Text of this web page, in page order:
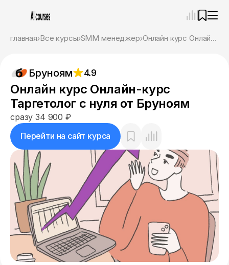
главная Все курсы SMM менеджер Онлайн курс Онлайн-курс Таргетолог с нуля от Бруноям
Бруноям 4.9
Онлайн курс Онлайн-курс
Таргетолог с нуля от Бруноям
сразу 34 900 ₽
Перейти на сайт курса
Привет! Я Ваш карьерный навигатор. Подберу
курсы, которые соответствует именно вашим
целям.
Пожалуйста, ответьте на несколько вопросов,
чтобы начать.
Приступим?